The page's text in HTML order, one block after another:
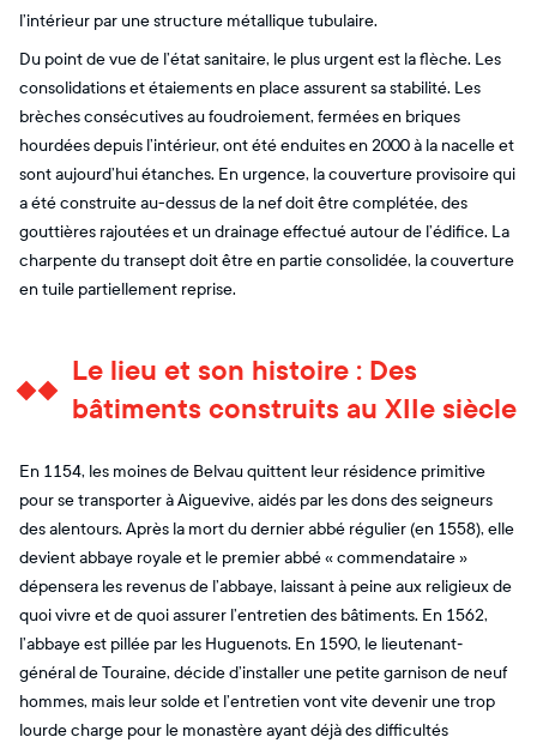
l’intérieur par une structure métallique tubulaire.
Du point de vue de l’état sanitaire, le plus urgent est la flèche. Les
consolidations et étaiements en place assurent sa stabilité. Les
brèches consécutives au foudroiement, fermées en briques
hourdées depuis l’intérieur, ont été enduites en 2000 à la nacelle et
sont aujourd’hui étanches. En urgence, la couverture provisoire qui
a été construite au-dessus de la nef doit être complétée, des
gouttières rajoutées et un drainage effectué autour de l’édifice. La
charpente du transept doit être en partie consolidée, la couverture
en tuile partiellement reprise.
Le lieu et son histoire : Des
bâtiments construits au XIIe siècle
En 1154, les moines de Belvau quittent leur résidence primitive
pour se transporter à Aiguevive, aidés par les dons des seigneurs
des alentours. Après la mort du dernier abbé régulier (en 1558), elle
devient abbaye royale et le premier abbé « commendataire »
dépensera les revenus de l’abbaye, laissant à peine aux religieux de
quoi vivre et de quoi assurer l’entretien des bâtiments. En 1562,
l’abbaye est pillée par les Huguenots. En 1590, le lieutenant‐
général de Touraine, décide d’installer une petite garnison de neuf
hommes, mais leur solde et l’entretien vont vite devenir une trop
lourde charge pour le monastère ayant déjà des difficultés